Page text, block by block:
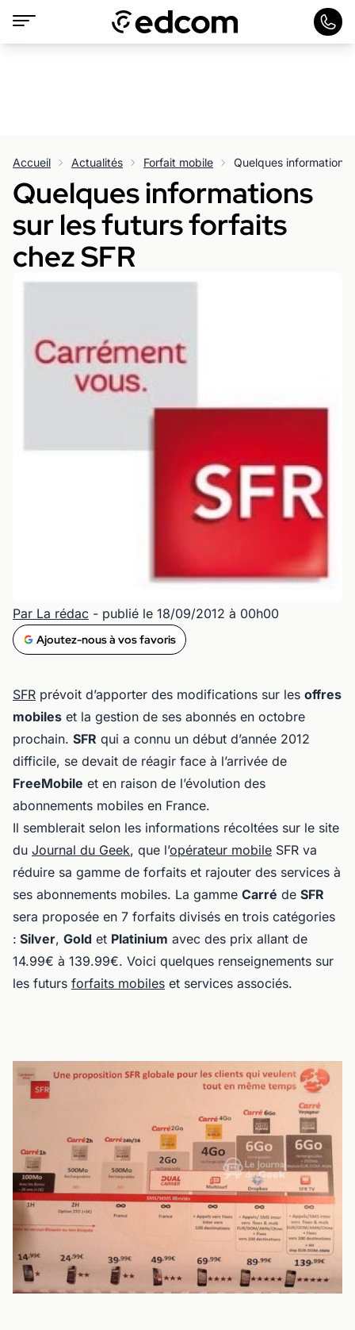
Accueil Actualités Forfait mobile Quelques informations
Quelques informations
sur les futurs forfaits
chez SFR
Par La rédac - publié le 18/09/2012 à 00h00
Ajoutez-nous à vos favoris
SFR prévoit d’apporter des modifications sur les offres
mobiles et la gestion de ses abonnés en octobre
prochain. SFR qui a connu un début d’année 2012
difficile, se devait de réagir face à l’arrivée de
FreeMobile et en raison de l’évolution des
abonnements mobiles en France.
Il semblerait selon les informations récoltées sur le site
du Journal du Geek, que l’opérateur mobile SFR va
réduire sa gamme de forfaits et rajouter des services à
ses abonnements mobiles. La gamme Carré de SFR
sera proposée en 7 forfaits divisés en trois catégories
: Silver, Gold et Platinium avec des prix allant de
14.99€ à 139.99€. Voici quelques renseignements sur
les futurs forfaits mobiles et services associés.